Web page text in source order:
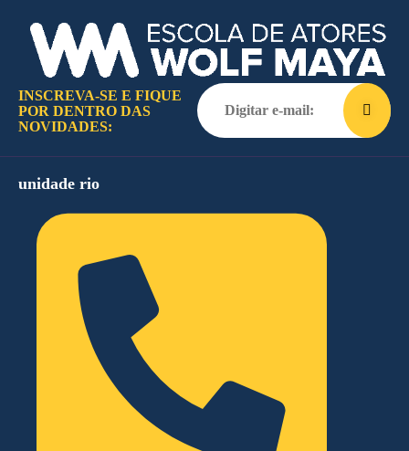
INSCREVA-SE E FIQUE
POR DENTRO DAS
NOVIDADES:
unidade rio